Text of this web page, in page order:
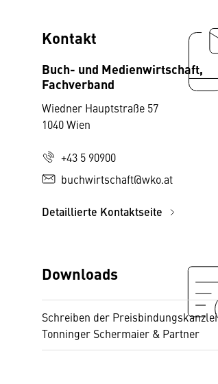
Kontakt
Buch- und Medienwirtschaft,
Fachverband
Wiedner Hauptstraße 57
1040 Wien
+43 5 90900
buchwirtschaft@wko.at
Detaillierte Kontaktseite
Downloads
Schreiben der Preisbindungskanzlei
Tonninger Schermaier & Partner